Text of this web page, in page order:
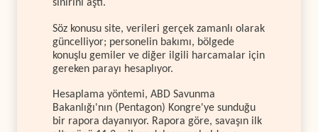
sınırını aştı.
Söz konusu site, verileri gerçek zamanlı olarak
güncelliyor; personelin bakımı, bölgede
konuşlu gemiler ve diğer ilgili harcamalar için
gereken parayı hesaplıyor.
Hesaplama yöntemi, ABD Savunma
Bakanlığı'nın (Pentagon) Kongre'ye sunduğu
bir rapora dayanıyor. Rapora göre, savaşın ilk